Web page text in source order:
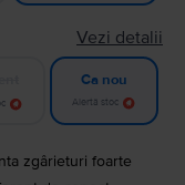
Vezi detalii
Ca nou
Alertă stoc
zgârieturi foarte